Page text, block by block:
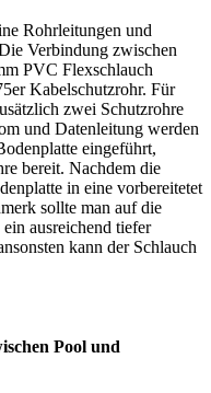
Rohrleitungen und
Verbindung zwischen
PVC Flexschlauch
Kabelschutzrohr. Für
zwei Schutzrohre
und Datenleitung werden
eingeführt,
bereit. Nachdem die
in eine vorbereitetet
sollte man auf die
ausreichend tiefer
kann der Schlauch
Pool und